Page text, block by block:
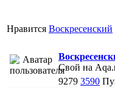
Нравится Воскресенский
Свой на
9279 3590